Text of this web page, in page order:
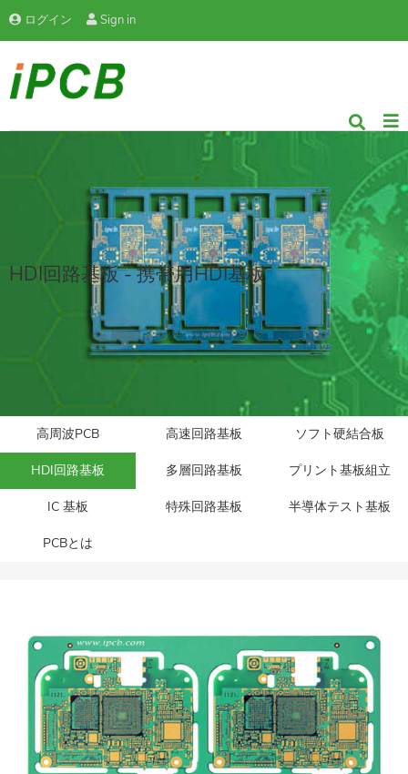
ログイン Sign in
HDI回路基板 - 携帯用HDI基板
高周波PCB 高速回路基板 ソフト硬結合板
HDI回路基板 多層回路基板 プリント基板組立
IC 基板 特殊回路基板 半導体テスト基板
PCBとは